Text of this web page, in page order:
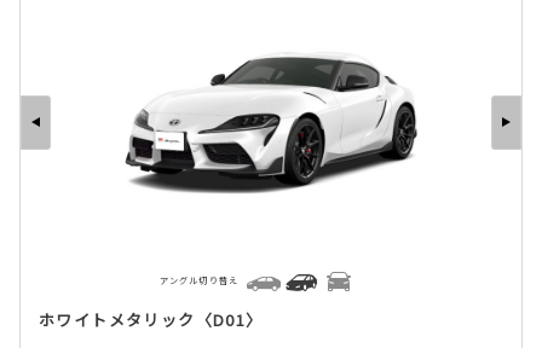
ホワイトメタリック〈D01〉
アングル切り替え